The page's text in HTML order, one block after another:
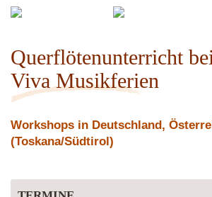
Querflötenunterricht
Viva Musikferien
Workshops in Deutschland,
(Toskana/Südtirol)